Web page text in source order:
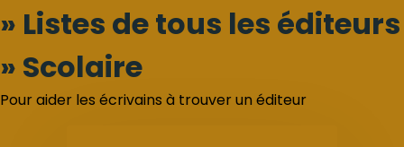
» Listes de tous les éditeurs
» Scolaire
Pour aider les écrivains à trouver un éditeur